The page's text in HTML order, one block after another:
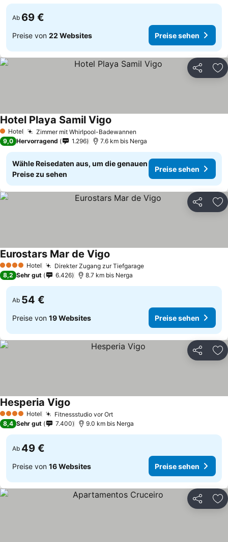
Ab 69 €
Preise von 22 Websites Preise sehen
Teilen
1 Sterne
Hotel Zimmer mit Whirlpool-Badewannen
Hotel Playa Samil Vigo
9,0 Hervorragend 1.296 7.6 km bis Nerga
Wähle Reisedaten aus, um die genauen
Preise zu sehen
Preise sehen
Teilen
4 Sterne Hotel Direkter Zugang zur Tiefgarage
Eurostars Mar de Vigo
8,2 Sehr gut 6.426 8.7 km bis Nerga
Ab 54 €
Preise von 19 Websites Preise sehen
Teilen
4 Sterne Hotel Fitnessstudio vor Ort
Hesperia Vigo
8,4 Sehr gut 7.400 9.0 km bis Nerga
Ab 49 €
Preise von 16 Websites Preise sehen
Teilen